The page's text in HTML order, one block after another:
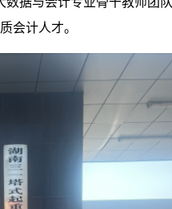
会计人才。